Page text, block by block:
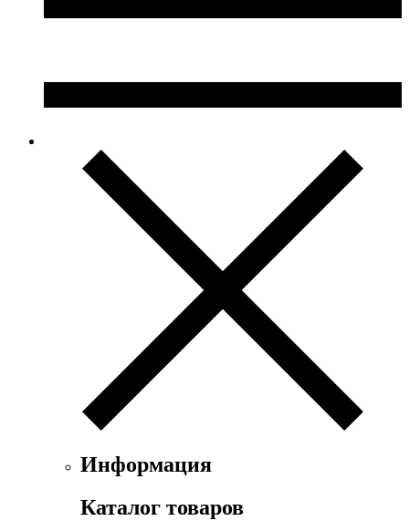
Информация
Каталог товаров